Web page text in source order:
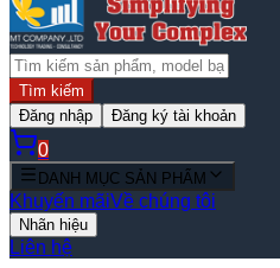
Tìm kiếm
Đăng nhập
Đăng ký tài khoản
0
DANH MỤC SẢN PHẨM
Khuyến mãiVề chúng tôi
Nhãn hiệu
Liên hệ